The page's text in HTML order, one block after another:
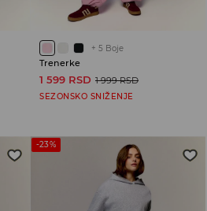
+ 5 Boje
Trenerke
1 599 RSD 1 999 RSD
SEZONSKO SNIŽENJE
-23%